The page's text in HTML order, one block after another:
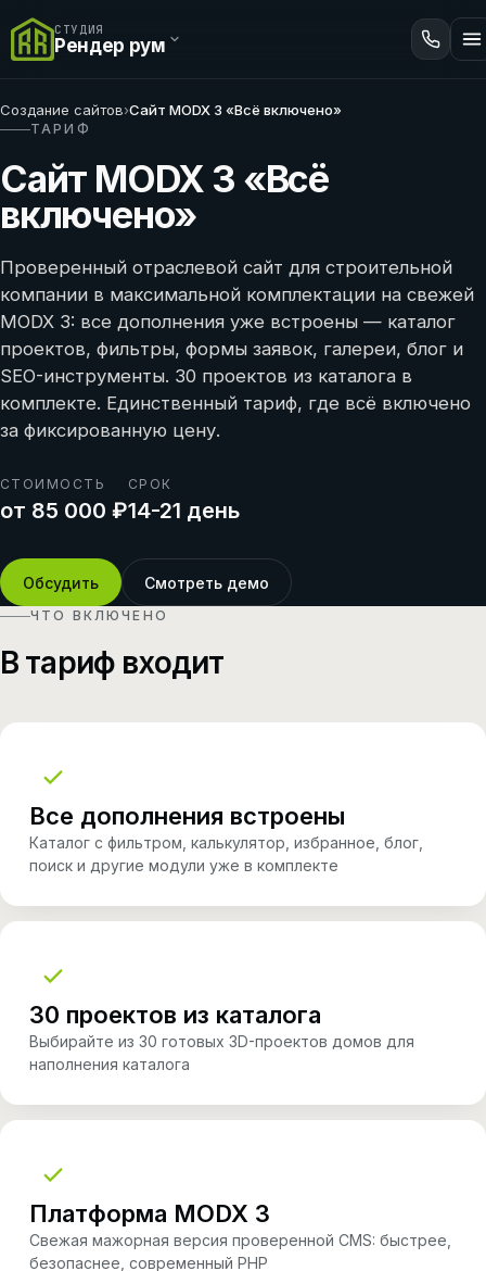
СТУДИЯ
Рендер рум
Создание сайтов›Сайт MODX 3 «Всё включено»
ТАРИФ
Сайт MODX 3 «Всё
включено»
Проверенный отраслевой сайт для строительной
компании в максимальной комплектации на свежей
MODX 3: все дополнения уже встроены — каталог
проектов, фильтры, формы заявок, галереи, блог и
SEO-инструменты. 30 проектов из каталога в
комплекте. Единственный тариф, где всё включено
за фиксированную цену.
СТОИМОСТЬ
от 85 000 ₽
СРОК
14-21 день
Обсудить Смотреть демо
ЧТО ВКЛЮЧЕНО
В тариф входит
Все дополнения встроены
Каталог с фильтром, калькулятор, избранное, блог,
поиск и другие модули уже в комплекте
30 проектов из каталога
Выбирайте из 30 готовых 3D-проектов домов для
наполнения каталога
Платформа MODX 3
Свежая мажорная версия проверенной CMS: быстрее,
безопаснее, современный PHP